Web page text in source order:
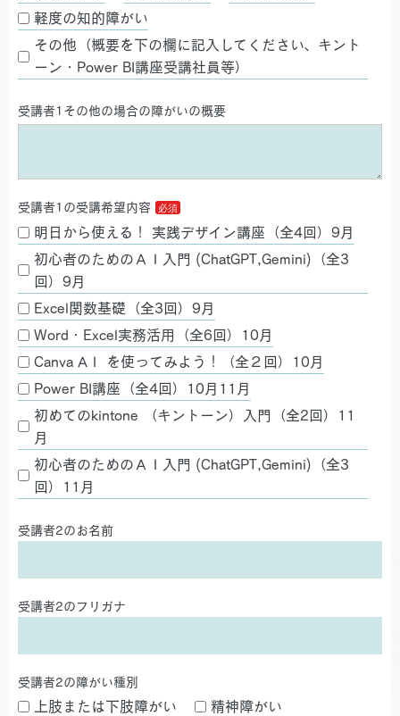
軽度の知的障がい
その他（概要を下の欄に記入してください、キント
ーン・Power BI講座受講社員等）
受講者1その他の場合の障がいの概要
受講者1の受講希望内容
明日から使える！ 実践デザイン講座（全4回）9月
初心者のためのＡＩ入門 (ChatGPT,Gemini)（全3
回）9月
Excel関数基礎（全3回）9月
Word・Excel実務活用（全6回）10月
Canva AＩ を使ってみよう！（全２回）10月
Power BI講座（全4回）10月11月
初めてのkintone （キントーン）入門（全2回）11
月
初心者のためのＡＩ入門 (ChatGPT,Gemini)（全3
回）11月
受講者2のお名前
受講者2のフリガナ
受講者2の障がい種別
上肢または下肢障がい 精神障がい